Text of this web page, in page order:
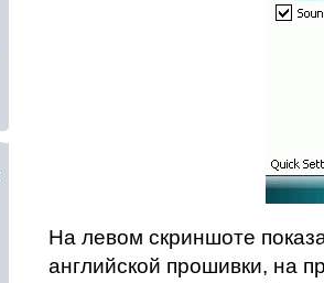
На левом скриншоте
английской прошивки, на